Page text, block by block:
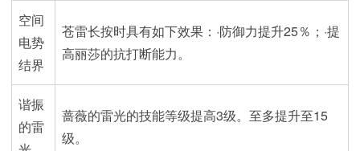
空间
电势
结界
苍雷长按时具有如下效果：·防御力提升25％；·提
高丽莎的抗打断能力。
谐振
的雷
蔷薇的雷光的技能等级提高3级。至多提升至15
级。